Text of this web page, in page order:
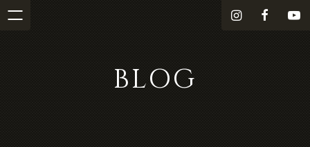
i
Y
BLOG